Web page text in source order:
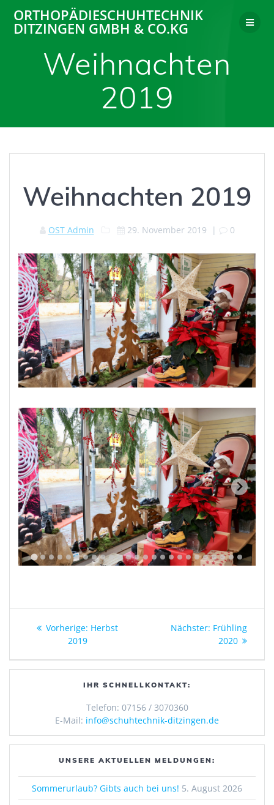
Inhalt
springen
ORTHOPÄDIESCHUHTECHNIK
DITZINGEN GMBH & CO.KG
Weihnachten
2019
Weihnachten 2019
OST Admin 29. November 2019 | 0
Beitragsnavigation
Vorherige: Vorheriger
Herbst
2019
Nächster: Nächster
Beitrag:
Frühling
2020
IHR SCHNELLKONTAKT:
Telefon: 07156 / 3070360
E-Mail: info@schuhtechnik-ditzingen.de
UNSERE AKTUELLEN MELDUNGEN:
Sommerurlaub? Gibts auch bei uns! 5. August 2026